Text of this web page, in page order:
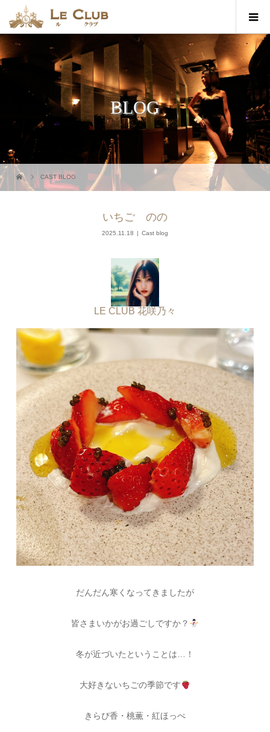
BLOG
CAST BLOG
いちご のの
2025.11.18 Cast blog
LE CLUB 花咲乃々
だんだん寒くなってきましたが
皆さまいかがお過ごしですか？
冬が近づいたということは…！
大好きないちごの季節です
きらぴ香・桃薫・紅ほっぺ